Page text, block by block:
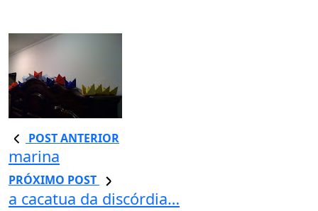
POST ANTERIOR
marina
PRÓXIMO POST
a cacatua da discórdia…